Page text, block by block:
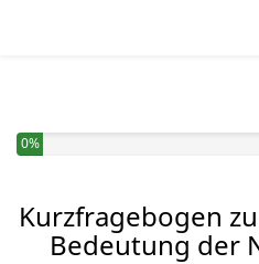
0%
Kurzfragebogen
Bedeutung der